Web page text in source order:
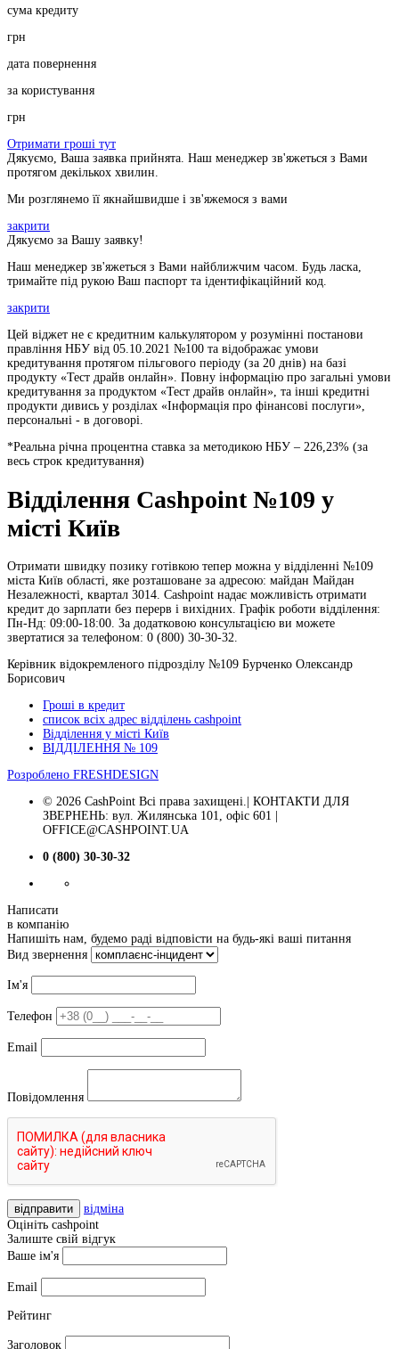
сума кредиту
грн
дата повернення
за користування
грн
Отримати гроші тут
Дякуємо, Ваша заявка прийнята. Наш менеджер зв'яжеться з Вами
протягом декількох хвилин.
Ми розглянемо її якнайшвидше і зв'яжемося з вами
закрити
Дякуємо за Вашу заявку!
Наш менеджер зв'яжеться з Вами найближчим часом. Будь ласка,
тримайте під рукою Ваш паспорт та ідентифікаційний код.
закрити
Цей віджет не є кредитним калькулятором у розумінні постанови
правління НБУ від 05.10.2021 №100 та відображає умови
кредитування протягом пільгового періоду (за 20 днів) на базі
продукту «Тест драйв онлайн». Повну інформацію про загальні умови
кредитування за продуктом «Тест драйв онлайн», та інші кредитні
продукти дивись у розділах «Інформація про фінансові послуги»,
персональні - в договорі.
*Реальна річна процентна ставка за методикою НБУ – 226,23% (за
весь строк кредитування)
Відділення Cashpoint №109 у
місті Київ
Отримати швидку позику готівкою тепер можна у відділенні №109
міста Київ області, яке розташоване за адресою: майдан Майдан
Незалежності, квартал 3014. Cashpoint надає можливість отримати
кредит до зарплати без перерв і вихідних. Графік роботи відділення:
Пн-Нд: 09:00-18:00. За додатковою консультацією ви можете
звертатися за телефоном: 0 (800) 30-30-32.
Керівник відокремленого підрозділу №109 Бурченко Олександр
Борисович
Гроші в кредит
список всіх адрес відділень cashpoint
Відділення у місті Київ
ВІДДІЛЕННЯ № 109
Розроблено FRESHDESIGN
© 2026 CashPoint Всі права захищені.| КОНТАКТИ ДЛЯ
ЗВЕРНЕНЬ: вул. Жилянська 101, офіс 601 |
OFFICE@CASHPOINT.UA
0 (800) 30-30-32
Написати
в компанію
Напишіть нам, будемо раді відповісти на будь-які ваші питання
Вид звернення
Ім'я
Телефон
Email
Повідомлення
відправити
відміна
Оцініть cashpoint
Залиште свій відгук
Ваше ім'я
Email
Рейтинг
Заголовок